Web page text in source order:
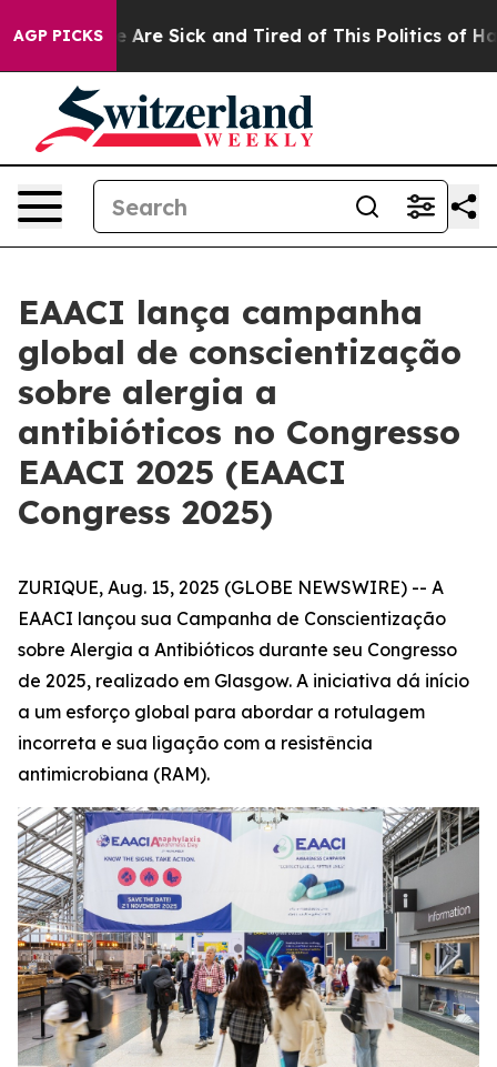
AGP PICKSAre Sick and Tired of This Politics of Hatred”
EAACI lança campanha
global de conscientização
sobre alergia a
antibióticos no Congresso
EAACI 2025 (EAACI
Congress 2025)
ZURIQUE, Aug. 15, 2025 (GLOBE NEWSWIRE) -- A
EAACI lançou sua Campanha de Conscientização
sobre Alergia a Antibióticos durante seu Congresso
de 2025, realizado em Glasgow. A iniciativa dá início
a um esforço global para abordar a rotulagem
incorreta e sua ligação com a resistência
antimicrobiana (RAM).